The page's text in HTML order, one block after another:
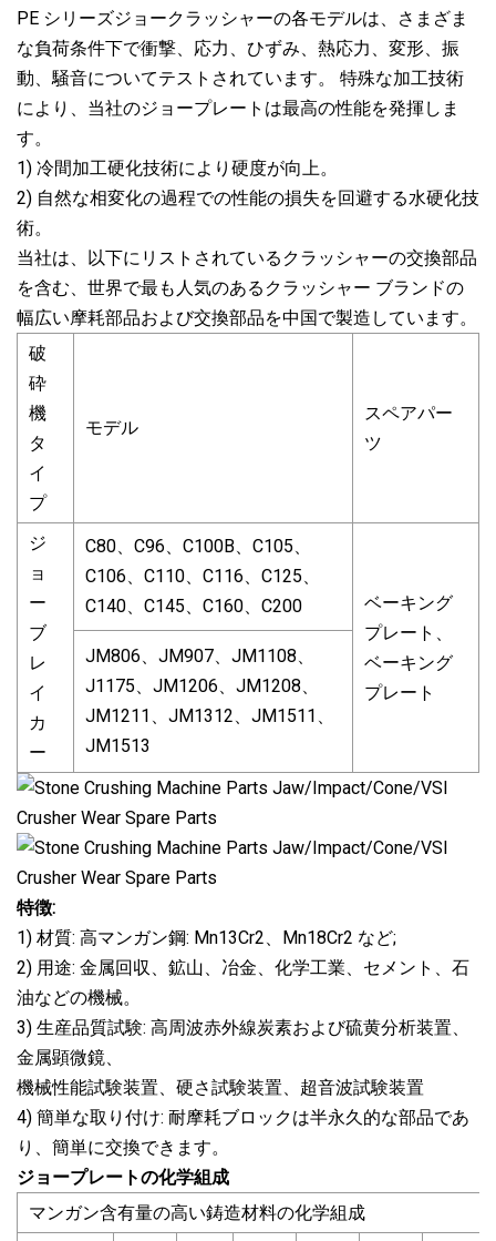
PE シリーズジョークラッシャーの各モデルは、さまざま
な負荷条件下で衝撃、応力、ひずみ、熱応力、変形、振
動、騒音についてテストされています。 特殊な加工技術
により、当社のジョープレートは最高の性能を発揮しま
す。
1) 冷間加工硬化技術により硬度が向上。
2) 自然な相変化の過程での性能の損失を回避する水硬化技
術。
当社は、以下にリストされているクラッシャーの交換部品
を含む、世界で最も人気のあるクラッシャー ブランドの
幅広い摩耗部品および交換部品を中国で製造しています。
破
砕
機
タ
イ
プ
モデル
スペアパー
ツ
ジ
ョ
ー
ブ
レ
イ
カ
ー
C80、C96、C100B、C105、
C106、C110、C116、C125、
C140、C145、C160、C200
ベーキング
プレート、
ベーキング
プレート
JM806、JM907、JM1108、
J1175、JM1206、JM1208、
JM1211、JM1312、JM1511、
JM1513
特徴:
1) 材質: 高マンガン鋼: Mn13Cr2、Mn18Cr2 など;
2) 用途: 金属回収、鉱山、冶金、化学工業、セメント、石
油などの機械。
3) 生産品質試験: 高周波赤外線炭素および硫黄分析装置、
金属顕微鏡、
機械性能試験装置、硬さ試験装置、超音波試験装置
4) 簡単な取り付け: 耐摩耗ブロックは半永久的な部品であ
り、簡単に交換できます。
ジョープレートの化学組成
マンガン含有量の高い鋳造材料の化学組成